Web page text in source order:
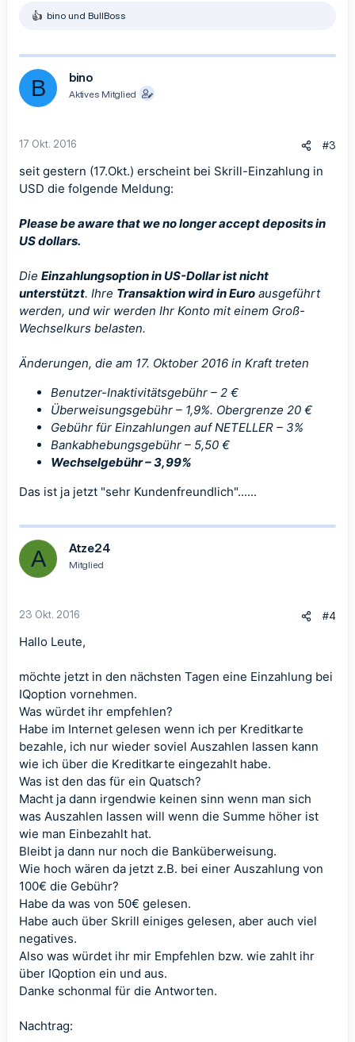
R
k
t
o
n
bino und BullBoss
B bino
Aktives Mitglied
17 Okt. 2016 #3
seit gestern (17.Okt.) erscheint bei Skrill-Einzahlung in
USD die folgende Meldung:
Please be aware that we no longer accept deposits in
US dollars.
Die Einzahlungsoption in US-Dollar ist nicht
unterstützt. Ihre Transaktion wird in Euro ausgeführt
werden, und wir werden Ihr Konto mit einem Groß-
Wechselkurs belasten.
Änderungen, die am 17. Oktober 2016 in Kraft treten
Benutzer-Inaktivitätsgebühr – 2 €
Überweisungsgebühr – 1,9%. Obergrenze 20 €
Gebühr für Einzahlungen auf NETELLER – 3%
Bankabhebungsgebühr – 5,50 €
Wechselgebühr – 3,99%
Das ist ja jetzt "sehr Kundenfreundlich"......
A Atze24
Mitglied
23 Okt. 2016 #4
Hallo Leute,
möchte jetzt in den nächsten Tagen eine Einzahlung bei
IQoption vornehmen.
Was würdet ihr empfehlen?
Habe im Internet gelesen wenn ich per Kreditkarte
bezahle, ich nur wieder soviel Auszahlen lassen kann
wie ich über die Kreditkarte eingezahlt habe.
Was ist den das für ein Quatsch?
Macht ja dann irgendwie keinen sinn wenn man sich
was Auszahlen lassen will wenn die Summe höher ist
wie man Einbezahlt hat.
Bleibt ja dann nur noch die Banküberweisung.
Wie hoch wären da jetzt z.B. bei einer Auszahlung von
100€ die Gebühr?
Habe da was von 50€ gelesen.
Habe auch über Skrill einiges gelesen, aber auch viel
negatives.
Also was würdet ihr mir Empfehlen bzw. wie zahlt ihr
über IQoption ein und aus.
Danke schonmal für die Antworten.
Nachtrag: